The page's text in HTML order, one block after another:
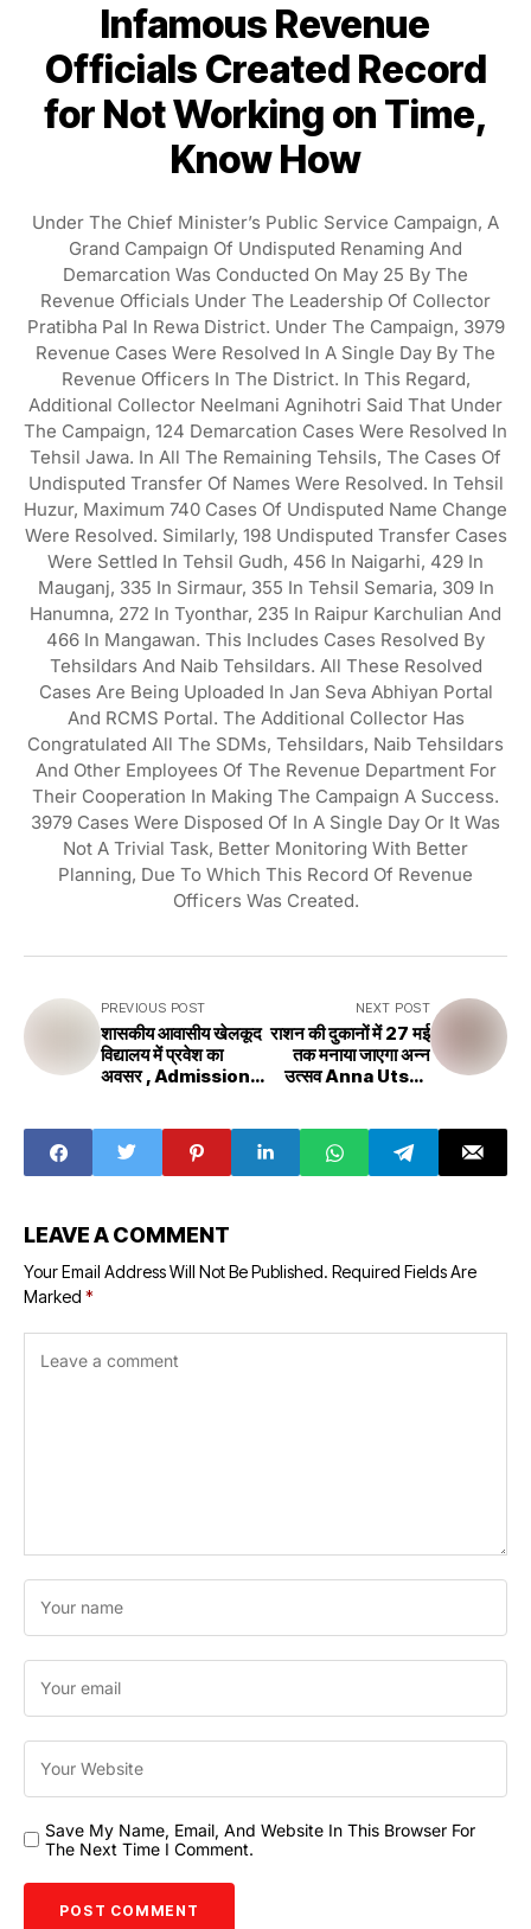
Infamous Revenue
Officials Created Record
for Not Working on Time,
Know How
Under The Chief Minister’s Public Service Campaign, A
Grand Campaign Of Undisputed Renaming And
Demarcation Was Conducted On May 25 By The
Revenue Officials Under The Leadership Of Collector
Pratibha Pal In Rewa District. Under The Campaign, 3979
Revenue Cases Were Resolved In A Single Day By The
Revenue Officers In The District. In This Regard,
Additional Collector Neelmani Agnihotri Said That Under
The Campaign, 124 Demarcation Cases Were Resolved In
Tehsil Jawa. In All The Remaining Tehsils, The Cases Of
Undisputed Transfer Of Names Were Resolved. In Tehsil
Huzur, Maximum 740 Cases Of Undisputed Name Change
Were Resolved. Similarly, 198 Undisputed Transfer Cases
Were Settled In Tehsil Gudh, 456 In Naigarhi, 429 In
Mauganj, 335 In Sirmaur, 355 In Tehsil Semaria, 309 In
Hanumna, 272 In Tyonthar, 235 In Raipur Karchulian And
466 In Mangawan. This Includes Cases Resolved By
Tehsildars And Naib Tehsildars. All These Resolved
Cases Are Being Uploaded In Jan Seva Abhiyan Portal
And RCMS Portal. The Additional Collector Has
Congratulated All The SDMs, Tehsildars, Naib Tehsildars
And Other Employees Of The Revenue Department For
Their Cooperation In Making The Campaign A Success.
3979 Cases Were Disposed Of In A Single Day Or It Was
Not A Trivial Task, Better Monitoring With Better
Planning, Due To Which This Record Of Revenue
Officers Was Created.
PREVIOUS POST
शासकीय आवासीय खेलकूद
विद्यालय में प्रवेश का
अवसर , Admission
Residential
Sports School
NEXT POST
राशन की दुकानों में 27 मई
तक मनाया जाएगा अन्न
उत्सव Anna Utsav
Ration Shops Till
May 27
LEAVE A COMMENT
Your Email Address Will Not Be Published. Required Fields Are
Marked *
Save My Name, Email, And Website In This Browser For
The Next Time I Comment.